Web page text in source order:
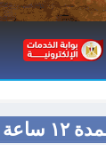
ساعة